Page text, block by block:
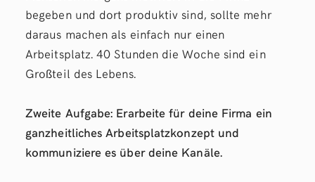
begeben und dort produktiv sind, sollte mehr
daraus machen als einfach nur einen
Arbeitsplatz. 40 Stunden die Woche sind ein
Großteil des Lebens.
Zweite Aufgabe: Erarbeite für deine Firma ein
ganzheitliches Arbeitsplatzkonzept und
kommuniziere es über deine Kanäle.